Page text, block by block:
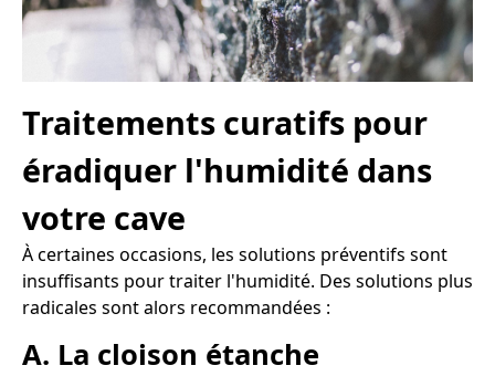
Traitements curatifs pour
éradiquer l'humidité dans
votre cave
À certaines occasions, les solutions préventifs sont
insuffisants pour traiter l'humidité. Des solutions plus
radicales sont alors recommandées :
A. La cloison étanche